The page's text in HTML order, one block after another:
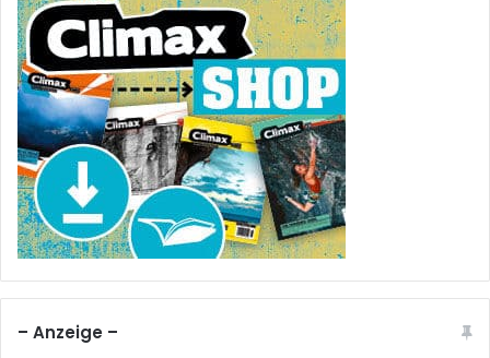
– Anzeige –